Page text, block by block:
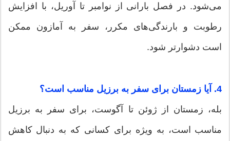
می‌شود. در فصل بارانی از نوامبر تا آوریل، با افزایش
رطوبت و بارندگی‌های مکرر، سفر به آمازون ممکن
است دشوارتر شود.
4. آیا زمستان برای سفر به برزیل مناسب است؟
بله، زمستان از ژوئن تا آگوست، برای سفر به برزیل
مناسب است، به ویژه برای کسانی که به دنبال کاهش